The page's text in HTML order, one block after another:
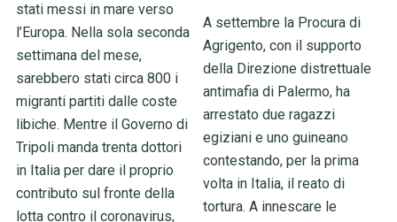
stati messi in mare verso
l’Europa. Nella sola seconda
settimana del mese,
sarebbero stati circa 800 i
migranti partiti dalle coste
libiche. Mentre il Governo di
Tripoli manda trenta dottori
in Italia per dare il proprio
contributo sul fronte della
lotta contro il coronavirus,
A settembre la Procura di
Agrigento, con il supporto
della Direzione distrettuale
antimafia di Palermo, ha
arrestato due ragazzi
egiziani e uno guineano
contestando, per la prima
volta in Italia, il reato di
tortura. A innescare le